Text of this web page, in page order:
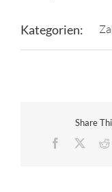
Kategorien:
Share
Facebook